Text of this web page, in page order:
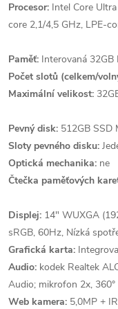
Procesor: Intel Core
core 2,1/4,5 GHz, LPE-
Paměť: Interovaná
Počet slotů (celkem/
Maximální velikost:
Pevný disk: 512GB SSD
Sloty pevného disku:
Optická mechanika: ne
Čtečka paměťových
Displej: 14" WUXGA
sRGB, 60Hz, Nízká
Grafická karta:
Audio: kodek Realtek
Audio; mikrofon 2x, 360°
Web kamera: 5,0MP +